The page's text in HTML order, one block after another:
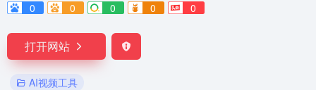
0
0 0 0 0
打开网站
AI视频工具